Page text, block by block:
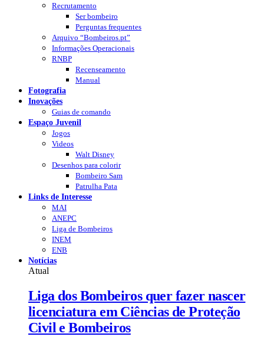
Recrutamento
Ser bombeiro
Perguntas frequentes
Arquivo “Bombeiros.pt”
Informações Operacionais
RNBP
Recenseamento
Manual
Fotografia
Inovações
Guias de comando
Espaço Juvenil
Jogos
Videos
Walt Disney
Desenhos para colorir
Bombeiro Sam
Patrulha Pata
Links de Interesse
MAI
ANEPC
Liga de Bombeiros
INEM
ENB
Notícias
Atual
Liga dos Bombeiros quer fazer nascer
licenciatura em Ciências de Proteção
Civil e Bombeiros